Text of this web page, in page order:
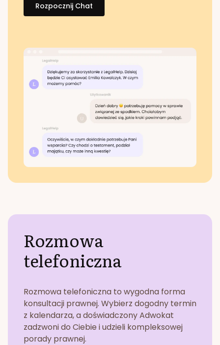
Rozpocznij Chat
Rozmowa
telefoniczna
Rozmowa telefoniczna to wygodna forma
konsultacji prawnej. Wybierz dogodny termin
z kalendarza, a doświadczony Adwokat
zadzwoni do Ciebie i udzieli kompleksowej
porady prawnej.